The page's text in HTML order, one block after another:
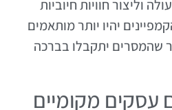
וליצור חוויות חיוביות
יהיו יותר מותאמים
שהמסרים יתקבלו בברכה
עסקים מקומיים